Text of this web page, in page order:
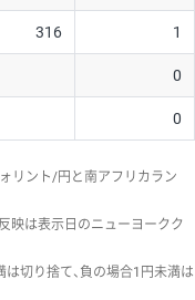
316 1
0
0
リント/円と南アフリカラン
映は表示日のニューヨークク
切り捨て、負の場合1円未満は